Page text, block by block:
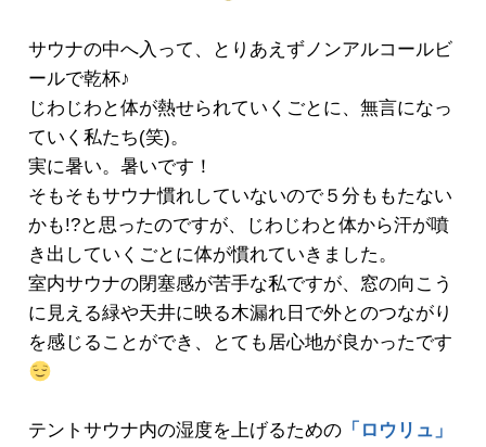
サウナの中へ入って、とりあえずノンアルコールビ
ールで乾杯♪
じわじわと体が熱せられていくごとに、無言になっ
ていく私たち(笑)。
実に暑い。暑いです！
そもそもサウナ慣れしていないので５分ももたない
かも!?と思ったのですが、じわじわと体から汗が噴
き出していくごとに体が慣れていきました。
室内サウナの閉塞感が苦手な私ですが、窓の向こう
に見える緑や天井に映る木漏れ日で外とのつながり
を感じることができ、とても居心地が良かったです
テントサウナ内の湿度を上げるための「ロウリュ」